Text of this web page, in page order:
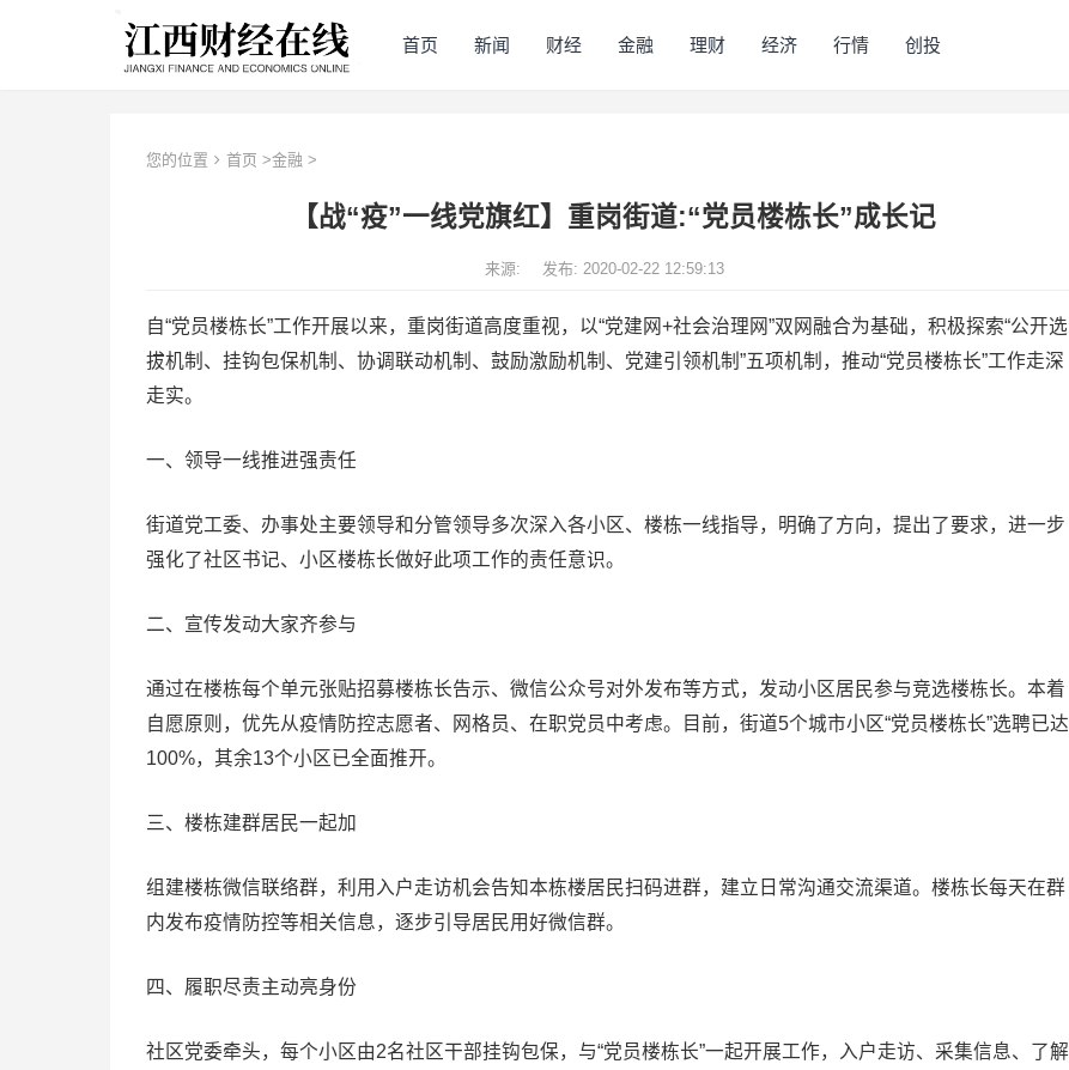
首页 新闻 财经 金融 理财 经济 行情 创投
您的位置 首页 >金融 >
【战“疫”一线党旗红】重岗街道:“党员楼栋长”成长记
来源: 发布: 2020-02-22 12:59:13
自“党员楼栋长”工作开展以来，重岗街道高度重视，以“党建网+社会治理网”双网融合为基础，积极探索“公开选
拔机制、挂钩包保机制、协调联动机制、鼓励激励机制、党建引领机制”五项机制，推动“党员楼栋长”工作走深
走实。
一、领导一线推进强责任
街道党工委、办事处主要领导和分管领导多次深入各小区、楼栋一线指导，明确了方向，提出了要求，进一步
强化了社区书记、小区楼栋长做好此项工作的责任意识。
二、宣传发动大家齐参与
通过在楼栋每个单元张贴招募楼栋长告示、微信公众号对外发布等方式，发动小区居民参与竞选楼栋长。本着
自愿原则，优先从疫情防控志愿者、网格员、在职党员中考虑。目前，街道5个城市小区“党员楼栋长”选聘已达
100%，其余13个小区已全面推开。
三、楼栋建群居民一起加
组建楼栋微信联络群，利用入户走访机会告知本栋楼居民扫码进群，建立日常沟通交流渠道。楼栋长每天在群
内发布疫情防控等相关信息，逐步引导居民用好微信群。
四、履职尽责主动亮身份
社区党委牵头，每个小区由2名社区干部挂钩包保，与“党员楼栋长”一起开展工作，入户走访、采集信息、了解